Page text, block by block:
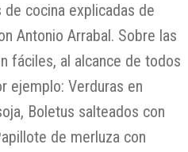
cocina explicadas de
Antonio Arrabal. Sobre las
fáciles, al alcance de todos
ejemplo: Verduras en
Boletus salteados con
de merluza con